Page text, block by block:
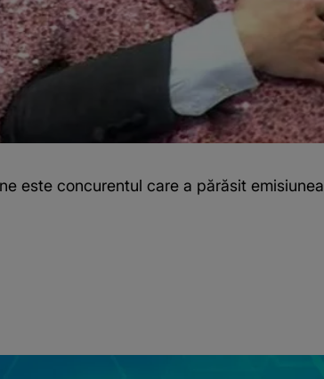
este concurentul care a părăsit emisiunea